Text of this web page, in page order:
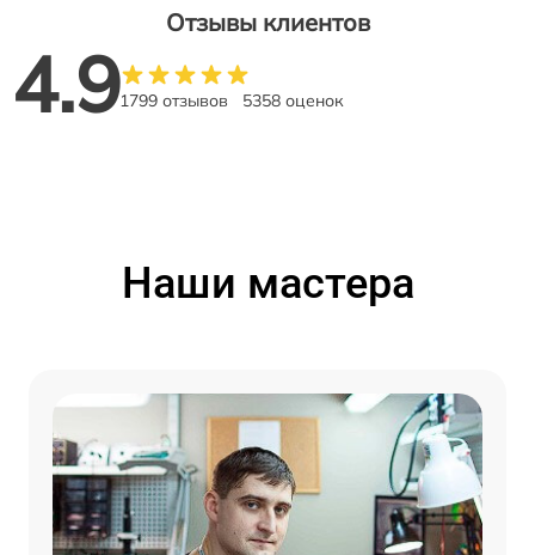
Отзывы клиентов
4.91799 отзывов 5358 оценок
Наши мастера